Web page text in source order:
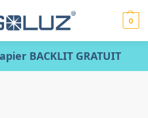
0
BACKLIT GRATUIT